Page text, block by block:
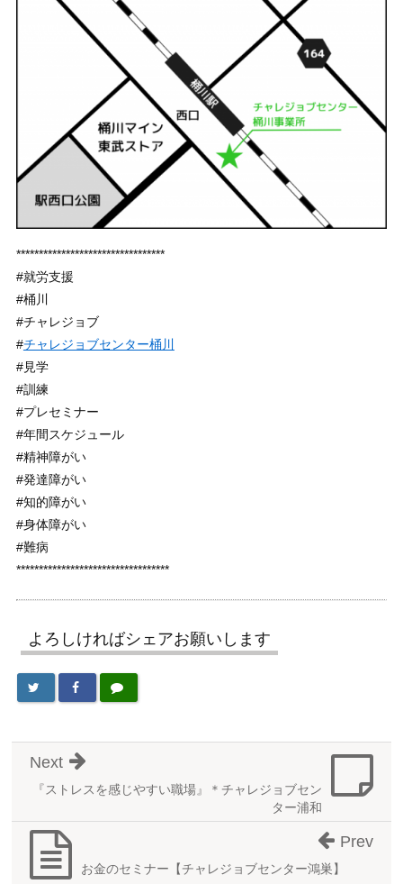
*********************************
#就労支援
#桶川
#チャレジョブ
#チャレジョブセンター桶川
#見学
#訓練
#プレセミナー
#年間スケジュール
#精神障がい
#発達障がい
#知的障がい
#身体障がい
#難病
**********************************
よろしければシェアお願いします
『ストレスを感じやすい職場』＊チャレジョブセン
ター浦和
Next
お金のセミナー【チャレジョブセンター鴻巣】
Prev